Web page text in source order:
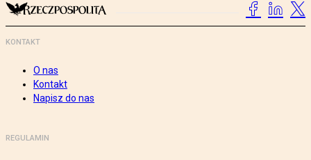
KONTAKT
O nas
Kontakt
Napisz do nas
REGULAMIN